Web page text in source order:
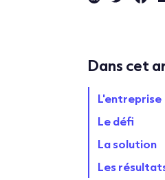
Dans cet
L'entreprise
Le défi
La solution
Les